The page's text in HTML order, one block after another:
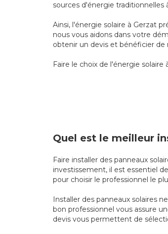
sources d'énergie traditionnelles
Ainsi, l'énergie solaire à Gerzat
nous vous aidons dans votre
obtenir un devis et bénéficier de
Faire le choix de l'énergie
Quel est le meilleur
Faire installer des panneaux
investissement, il est essentiel
pour choisir le professionnel le
Installer des panneaux solaires
bon professionnel vous assure
devis vous permettent de